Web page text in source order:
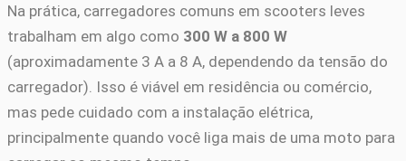
Na prática, carregadores comuns em scooters leves
trabalham em algo como 300 W a 800 W
(aproximadamente 3 A a 8 A, dependendo da tensão do
carregador). Isso é viável em residência ou comércio,
mas pede cuidado com a instalação elétrica,
principalmente quando você liga mais de uma moto para